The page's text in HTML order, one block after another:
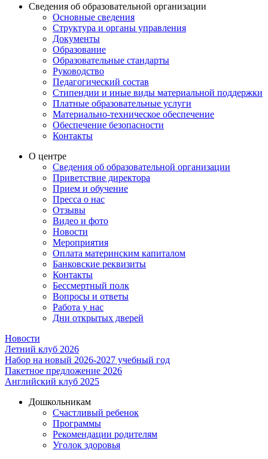
Сведения об образовательной организации
Основные сведения
Структура и органы управления
Документы
Образование
Образовательные стандарты
Руководство
Педагогический состав
Стипендии и иные виды материальной поддержки
Платные образовательные услуги
Материально-техническое обеспечение
Обеспечение безопасности
Контакты
О центре
Сведения об образовательной организации
Приветствие директора
Прием и обучение
Пресса о нас
Отзывы
Видео и фото
Новости
Мероприятия
Оплата материнским капиталом
Банковские реквизиты
Контакты
Бессмертный полк
Вопросы и ответы
Работа у нас
Дни открытых дверей
Новости
Летний клуб 2026
Набор на новый 2026-2027 учебный год
Пакетное предложение 2026
Английский клуб 2025
Дошкольникам
Счастливый ребенок
Программы
Рекомендации родителям
Уголок здоровья